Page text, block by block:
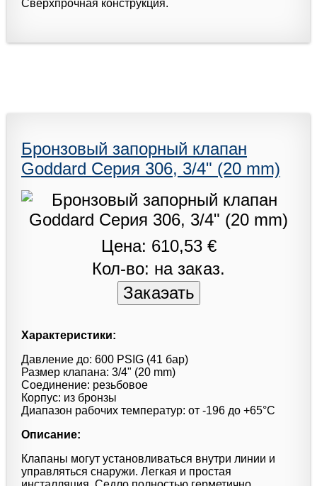
Сверхпрочная конструкция.
Бронзовый запорный клапан
Goddard Серия 306, 3/4" (20 mm)
Цена: 610,53 €
Кол-во: на заказ.
Характеристики:
Давление до: 600 PSIG (41 бар)
Размер клапана: 3/4" (20 mm)
Соединение: резьбовое
Корпус: из бронзы
Диапазон рабочих температур: от -196 до +65°С
Описание:
Клапаны могут установливаться внутри линии и
управляться снаружи. Легкая и простая